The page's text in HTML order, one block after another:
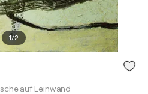
1/2
auf Leinwand